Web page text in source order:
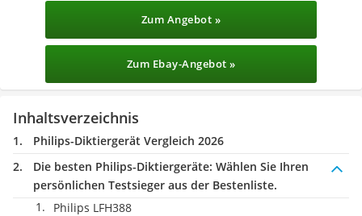
Zum Angebot »
Zum Ebay-Angebot »
Inhaltsverzeichnis
Philips-Diktiergerät Vergleich 2026
Die besten Philips-Diktiergeräte: Wählen Sie Ihren
persönlichen Testsieger aus der Bestenliste.
Philips LFH388